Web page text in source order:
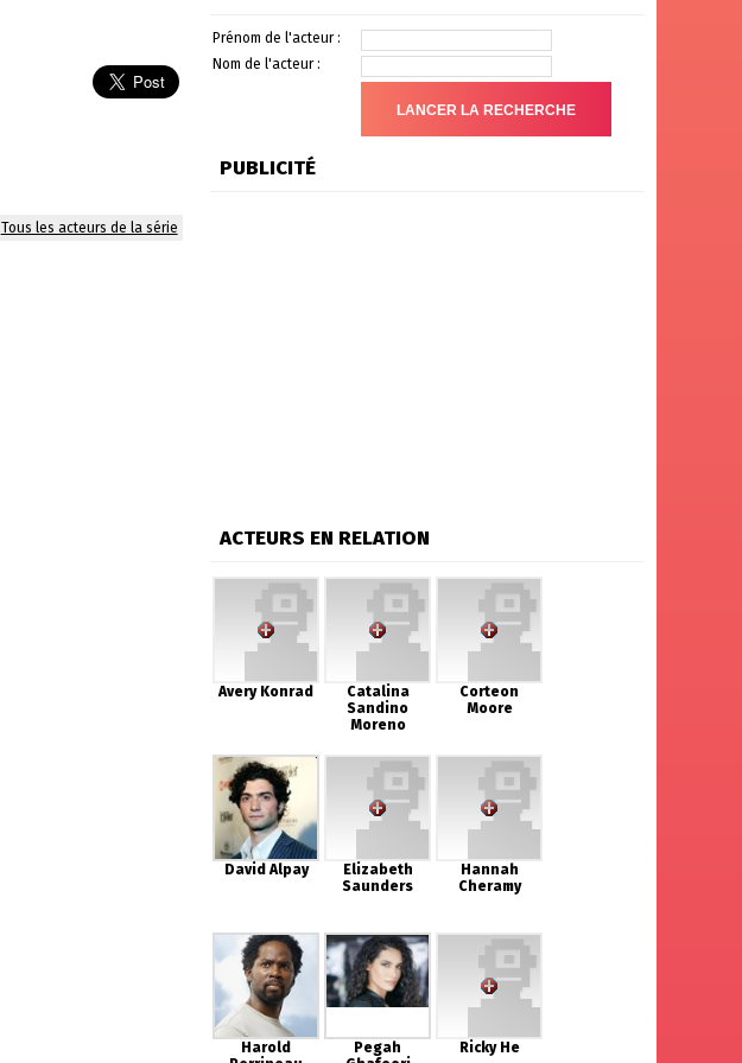
Tous les acteurs de la série
Prénom de l'acteur :
Nom de l'acteur :
PUBLICITÉ
ACTEURS EN RELATION
Avery Konrad
Catalina
Sandino
Moreno
Corteon
Moore
David Alpay
Elizabeth
Saunders
Hannah
Cheramy
Harold
Pegah
Ricky He